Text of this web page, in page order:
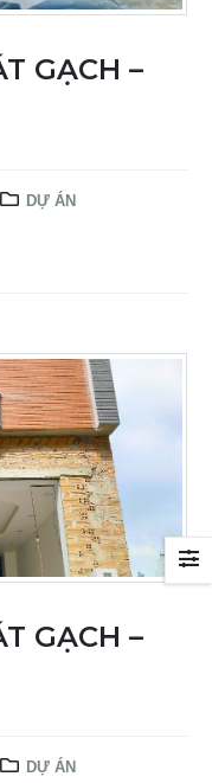
GẠCH –
DỰ ÁN
GẠCH –
DỰ ÁN